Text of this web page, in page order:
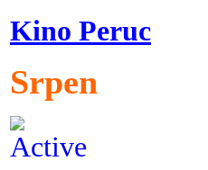
Kino Peruc
Srpen